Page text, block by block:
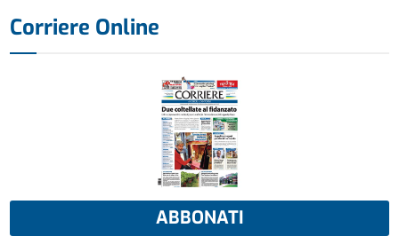
Corriere Online
ABBONATI